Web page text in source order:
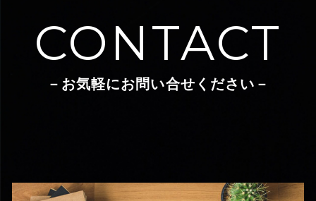
CONTACT
－お気軽にお問い合せください－